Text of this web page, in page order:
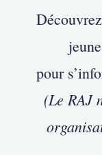
pour
(Le RAJ